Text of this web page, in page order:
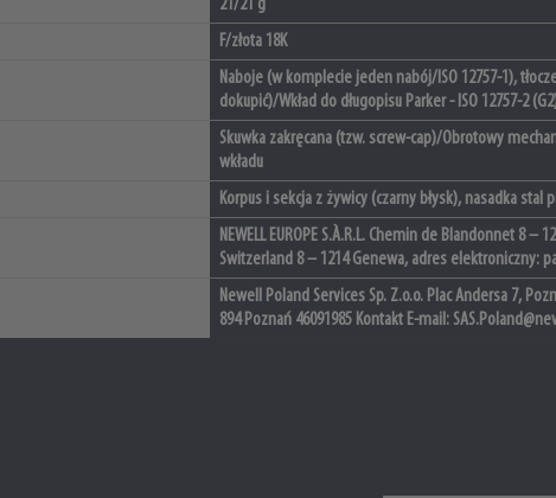
21/21 g
F/złota 18K
Naboje (w komplecie jeden nabój/ISO 12757-1),
dokupić)/Wkład do długopisu Parker - ISO 12757-2
Skuwka zakręcana (tzw. screw-cap)/Obrotowy
wkładu
Korpus i sekcja z żywicy (czarny błysk), nasadka stal
NEWELL EUROPE S.À.R.L. Chemin de Blandonnet 8 –
Switzerland 8 – 1214 Genewa, adres elektroniczny:
Newell Poland Services Sp. Z.o.o. Plac Andersa 7,
894 Poznań 46091985 Kontakt E-mail: